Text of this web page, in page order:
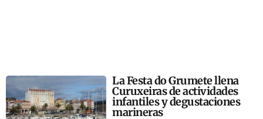
La Festa do Grumete llena
Curuxeiras de actividades
infantiles y degustaciones
marineras